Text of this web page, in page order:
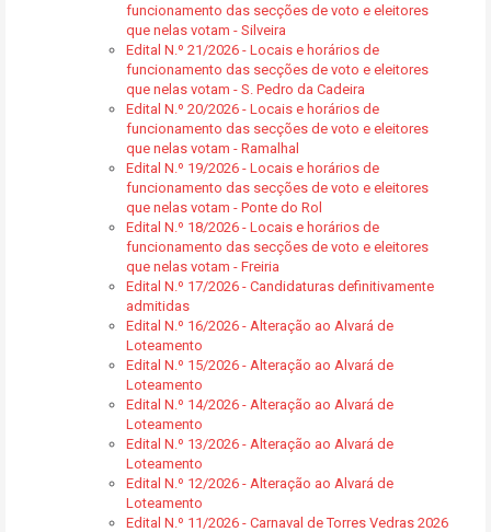
funcionamento das secções de voto e eleitores
que nelas votam - Silveira
Edital N.º 21/2026 - Locais e horários de
funcionamento das secções de voto e eleitores
que nelas votam - S. Pedro da Cadeira
Edital N.º 20/2026 - Locais e horários de
funcionamento das secções de voto e eleitores
que nelas votam - Ramalhal
Edital N.º 19/2026 - Locais e horários de
funcionamento das secções de voto e eleitores
que nelas votam - Ponte do Rol
Edital N.º 18/2026 - Locais e horários de
funcionamento das secções de voto e eleitores
que nelas votam - Freiria
Edital N.º 17/2026 - Candidaturas definitivamente
admitidas
Edital N.º 16/2026 - Alteração ao Alvará de
Loteamento
Edital N.º 15/2026 - Alteração ao Alvará de
Loteamento
Edital N.º 14/2026 - Alteração ao Alvará de
Loteamento
Edital N.º 13/2026 - Alteração ao Alvará de
Loteamento
Edital N.º 12/2026 - Alteração ao Alvará de
Loteamento
Edital N.º 11/2026 - Carnaval de Torres Vedras 2026